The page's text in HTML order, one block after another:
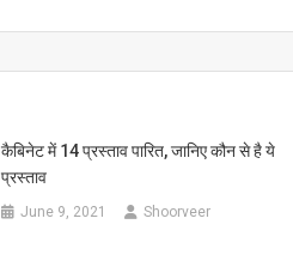
कैबिनेट में 14 प्रस्ताव पारित, जानिए कौन से है ये
प्रस्ताव
June 9, 2021 Shoorveer